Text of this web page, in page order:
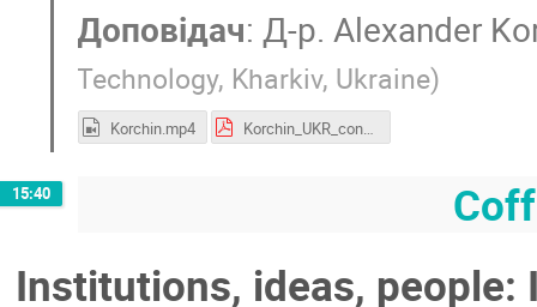
Доповідач:Д-р. Alexander
Technology, Kharkiv, Ukraine)
Korchin.mp4 Korchin_UKR_contr_2026.pdf
15:40
Institutions, ideas, people: